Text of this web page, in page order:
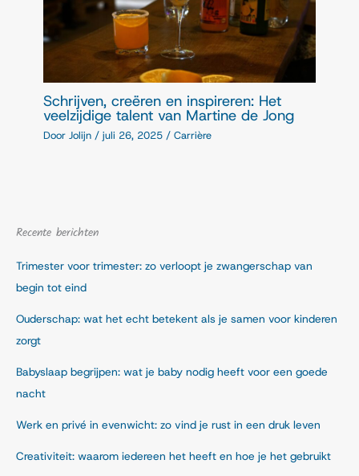
Schrijven, creëren en inspireren: Het
veelzijdige talent van Martine de Jong
Door Jolijn /juli 26, 2025 /Carrière
Recente berichten
Trimester voor trimester: zo verloopt je zwangerschap van
begin tot eind
Ouderschap: wat het echt betekent als je samen voor kinderen
zorgt
Babyslaap begrijpen: wat je baby nodig heeft voor een goede
nacht
Werk en privé in evenwicht: zo vind je rust in een druk leven
Creativiteit: waarom iedereen het heeft en hoe je het gebruikt